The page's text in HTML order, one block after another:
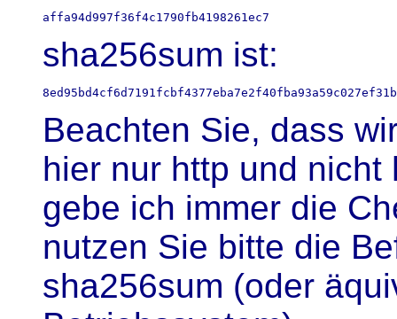
sha256sum ist:
Beachten Sie, dass
hier nur http und
gebe ich immer die
nutzen Sie bitte die
sha256sum (oder